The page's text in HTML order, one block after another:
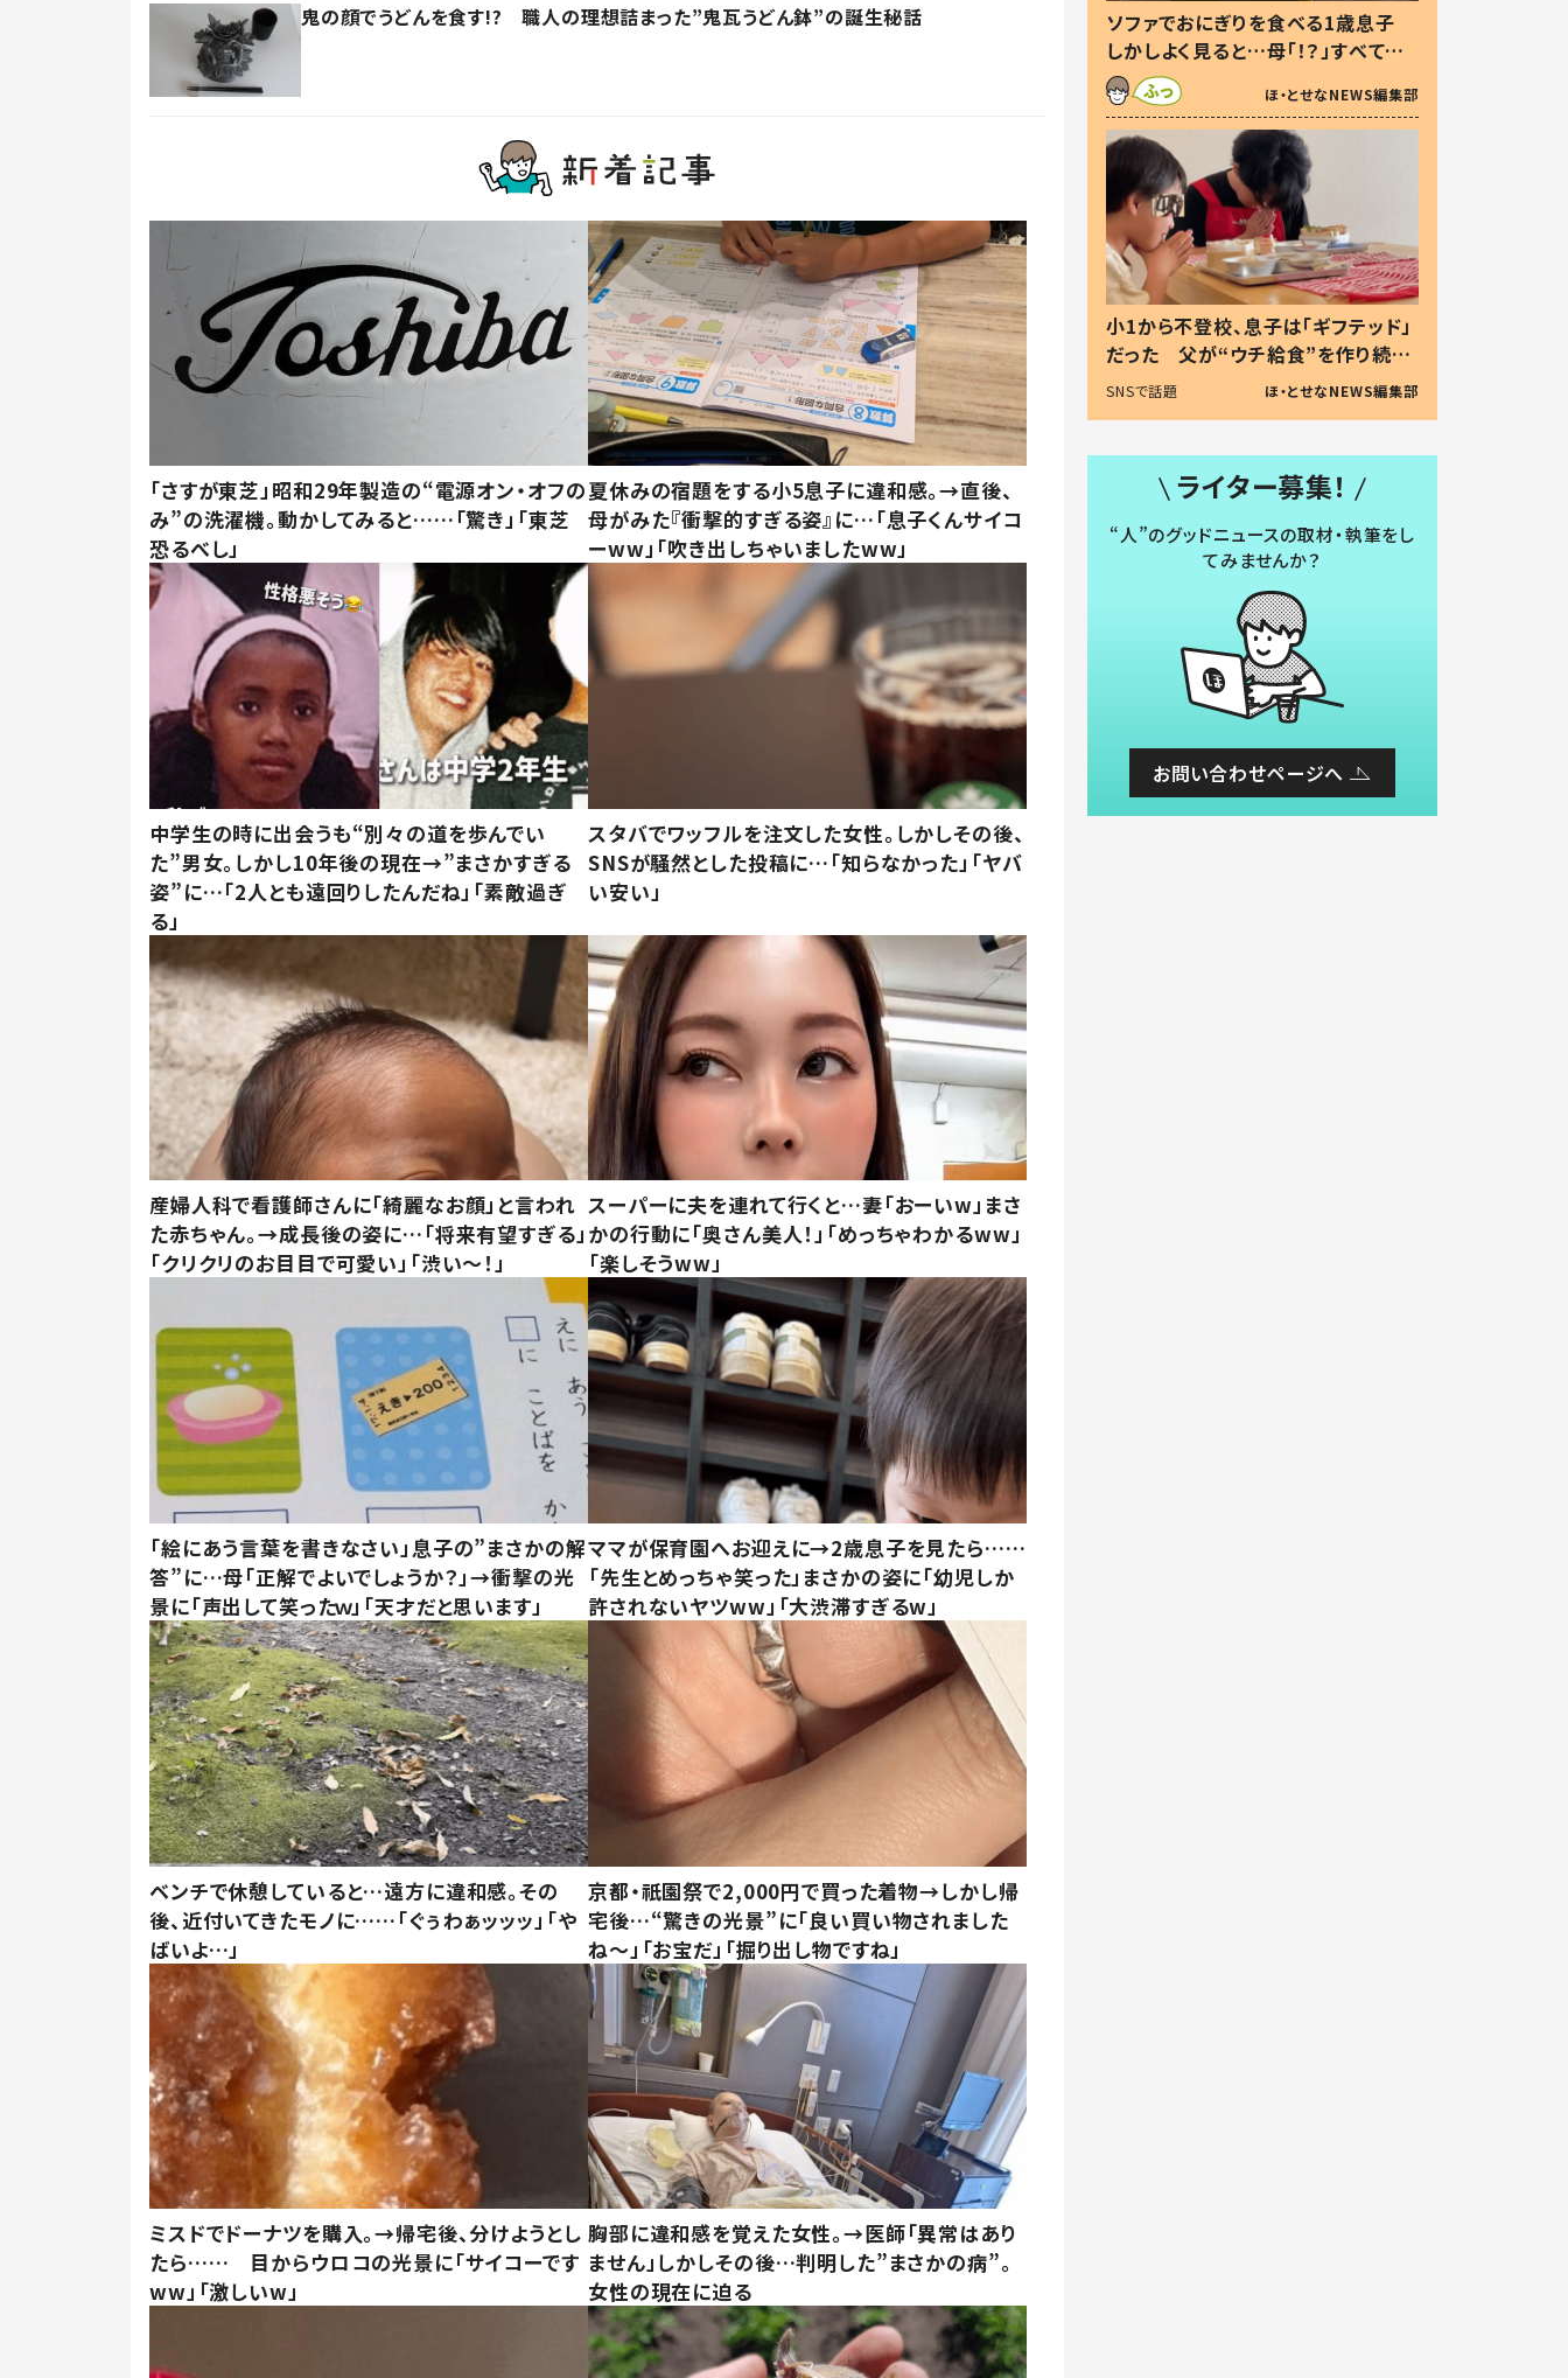
鬼の顔でうどんを食す!? 職人の理想詰まった”鬼瓦うどん鉢”の誕生秘話
「さすが東芝」昭和29年製造の“電源オン・オフの
み”の洗濯機。動かしてみると……「驚き」「東芝
恐るべし」
夏休みの宿題をする小5息子に違和感。→直後、
母がみた『衝撃的すぎる姿』に…「息子くんサイコ
ーww」「吹き出しちゃいましたww」
中学生の時に出会うも“別々の道を歩んでい
た”男女。しかし10年後の現在→”まさかすぎる
姿”に…「2人とも遠回りしたんだね」「素敵過ぎ
る」
スタバでワッフルを注文した女性。しかしその後、
SNSが騒然とした投稿に…「知らなかった」「ヤバ
い安い」
産婦人科で看護師さんに「綺麗なお顔」と言われ
た赤ちゃん。→成長後の姿に…「将来有望すぎる」
「クリクリのお目目で可愛い」「渋い～！」
スーパーに夫を連れて行くと…妻「おーいw」まさ
かの行動に「奥さん美人！」「めっちゃわかるww」
「楽しそうww」
「絵にあう言葉を書きなさい」息子の”まさかの解
答”に…母「正解でよいでしょうか？」→衝撃の光
景に「声出して笑ったｗ」「天才だと思います」
ママが保育園へお迎えに→2歳息子を見たら……
「先生とめっちゃ笑った」まさかの姿に「幼児しか
許されないヤツww」「大渋滞すぎるw」
ベンチで休憩していると…遠方に違和感。その
後、近付いてきたモノに……「ぐぅわぁッッッ」「や
ばいよ…」
京都・祇園祭で2,000円で買った着物→しかし帰
宅後…“驚きの光景”に「良い買い物されました
ね～」「お宝だ」「掘り出し物ですね」
ミスドでドーナツを購入。→帰宅後、分けようとし
たら…… 目からウロコの光景に「サイコーです
ww」「激しいw」
胸部に違和感を覚えた女性。→医師「異常はあり
ません」しかしその後…判明した”まさかの病”。
女性の現在に迫る
ソファでおにぎりを食べる1歳息子
しかしよく見ると…母「！？」すべてを
察した母の投稿に「可愛いから許
す！」「現行犯〜」
ほ・とせなNEWS編集部
小1から不登校、息子は「ギフテッド」
だった 父が“ウチ給食”を作り続け
る理由とは #令和の親 #令和の子
SNSで話題 ほ・とせなNEWS編集部
ライター募集！
“人”のグッドニュースの取材・執筆をし
てみませんか？
お問い合わせページへ